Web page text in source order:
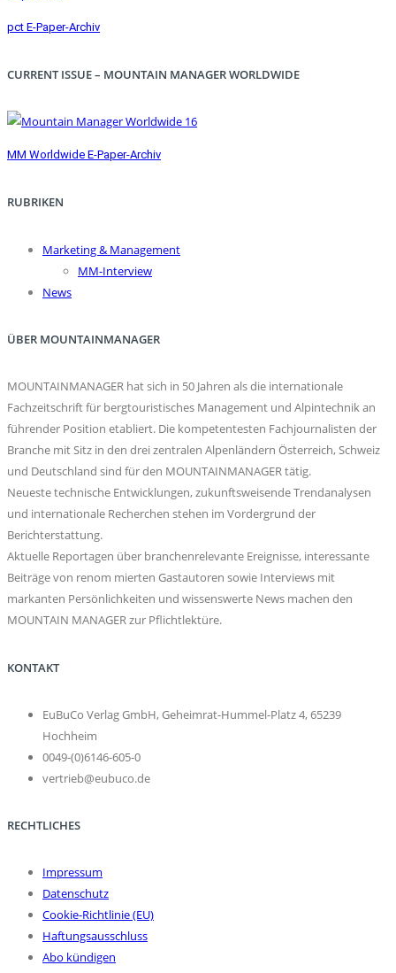
pct E-Paper-Archiv
CURRENT ISSUE – MOUNTAIN MANAGER WORLDWIDE
MM Worldwide E-Paper-Archiv
RUBRIKEN
Marketing & Management
MM-Interview
News
ÜBER MOUNTAINMANAGER
MOUNTAINMANAGER hat sich in 50 Jahren als die internationale
Fachzeitschrift für bergtouristisches Management und Alpintechnik an
führender Position etabliert. Die kompetentesten Fachjournalisten der
Branche mit Sitz in den drei zentralen Alpenländern Österreich, Schweiz
und Deutschland sind für den MOUNTAINMANAGER tätig.
Neueste technische Entwicklungen, zukunftsweisende Trendanalysen
und internationale Recherchen stehen im Vordergrund der
Berichterstattung.
Aktuelle Reportagen über branchenrelevante Ereignisse, interessante
Beiträge von renom mierten Gastautoren sowie Interviews mit
markanten Persönlichkeiten und wissenswerte News machen den
MOUNTAIN MANAGER zur Pflichtlektüre.
KONTAKT
EuBuCo Verlag GmbH, Geheimrat-Hummel-Platz 4, 65239
Hochheim
0049-(0)6146-605-0
vertrieb@eubuco.de
RECHTLICHES
Impressum
Datenschutz
Cookie-Richtlinie (EU)
Haftungsausschluss
Abo kündigen